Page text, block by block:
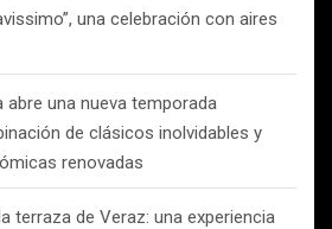
una celebración con aires
abre una nueva temporada
de clásicos inolvidables y
renovadas
terraza de Veraz: una experiencia